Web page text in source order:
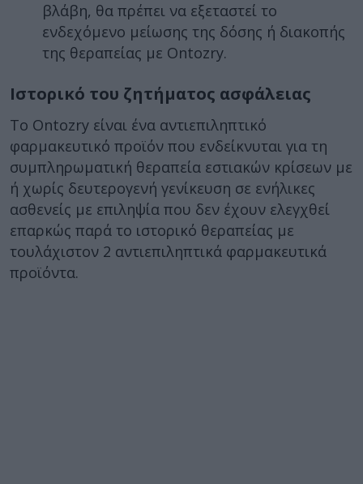
βλάβη, θα πρέπει να εξεταστεί το
ενδεχόμενο μείωσης της δόσης ή διακοπής
της θεραπείας με Ontozry.
Ιστορικό του ζητήματος ασφάλειας
Το Ontozry είναι ένα αντιεπιληπτικό
φαρμακευτικό προϊόν που ενδείκνυται για τη
συμπληρωματική θεραπεία εστιακών κρίσεων με
ή χωρίς δευτερογενή γενίκευση σε ενήλικες
ασθενείς με επιληψία που δεν έχουν ελεγχθεί
επαρκώς παρά το ιστορικό θεραπείας με
τουλάχιστον 2 αντιεπιληπτικά φαρμακευτικά
προϊόντα.